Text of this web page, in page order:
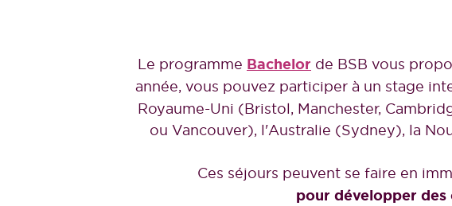
Le programme Bachelor de BSB vous
année, vous pouvez participer à un stage
Royaume-Uni (Bristol, Manchester,
ou Vancouver), l'Australie (Sydney), la
Ces séjours peuvent se faire en
pour développer